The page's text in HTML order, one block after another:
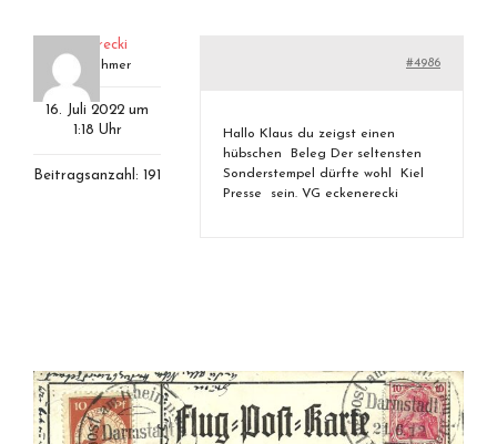
eckenerecki
Teilnehmer
16. Juli 2022 um
1:18 Uhr
Beitragsanzahl: 191
#4986
Hallo Klaus du zeigst einen
hübschen Beleg Der seltensten
Sonderstempel dürfte wohl Kiel
Presse sein. VG eckenerecki